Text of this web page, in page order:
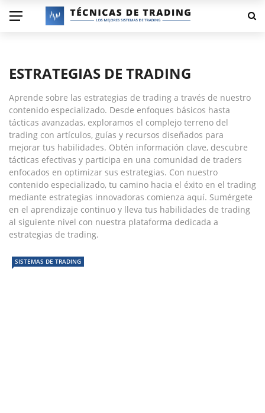
ESTRATEGIAS DE TRADING
Aprende sobre las estrategias de trading a través de nuestro
contenido especializado. Desde enfoques básicos hasta
tácticas avanzadas, exploramos el complejo terreno del
trading con artículos, guías y recursos diseñados para
mejorar tus habilidades. Obtén información clave, descubre
tácticas efectivas y participa en una comunidad de traders
enfocados en optimizar sus estrategias. Con nuestro
contenido especializado, tu camino hacia el éxito en el trading
mediante estrategias innovadoras comienza aquí. Sumérgete
en el aprendizaje continuo y lleva tus habilidades de trading
al siguiente nivel con nuestra plataforma dedicada a
estrategias de trading.
SISTEMAS DE TRADING